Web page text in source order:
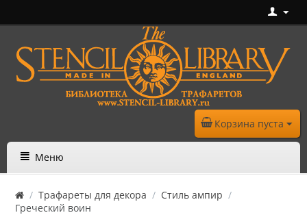
Корзина пуста
Меню
/ Трафареты для декора / Стиль ампир /
Греческий воин